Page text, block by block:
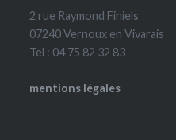
2 rue Raymond Finiels
07240 Vernoux en Vivarais
Tel : 04 75 82 32 83
mentions légales